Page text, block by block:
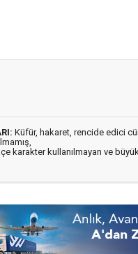
Küfür, hakaret, rencide edici
karakter kullanılmayan ve